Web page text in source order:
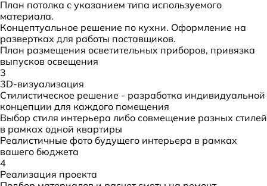
План потолка с указанием типа используемого
материала.
Концептуальное решение по кухни. Оформление на
развертках для работы поставщиков.
План размещения осветительных приборов, привязка
выпусков освещения
3
3D-визуализация
Стилистическое решение - разработка индивидуальной
концепции для каждого помещения
Выбор стиля интерьера либо совмещение разных стилей
в рамках одной квартиры
Реалистичные фото будущего интерьера в рамках
вашего бюджета
4
Реализация проекта